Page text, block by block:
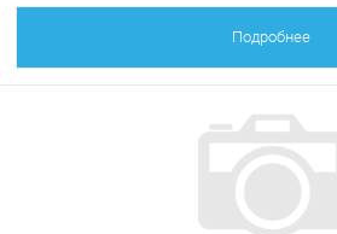
Подробнее